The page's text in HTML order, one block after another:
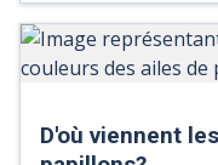
D'où viennent